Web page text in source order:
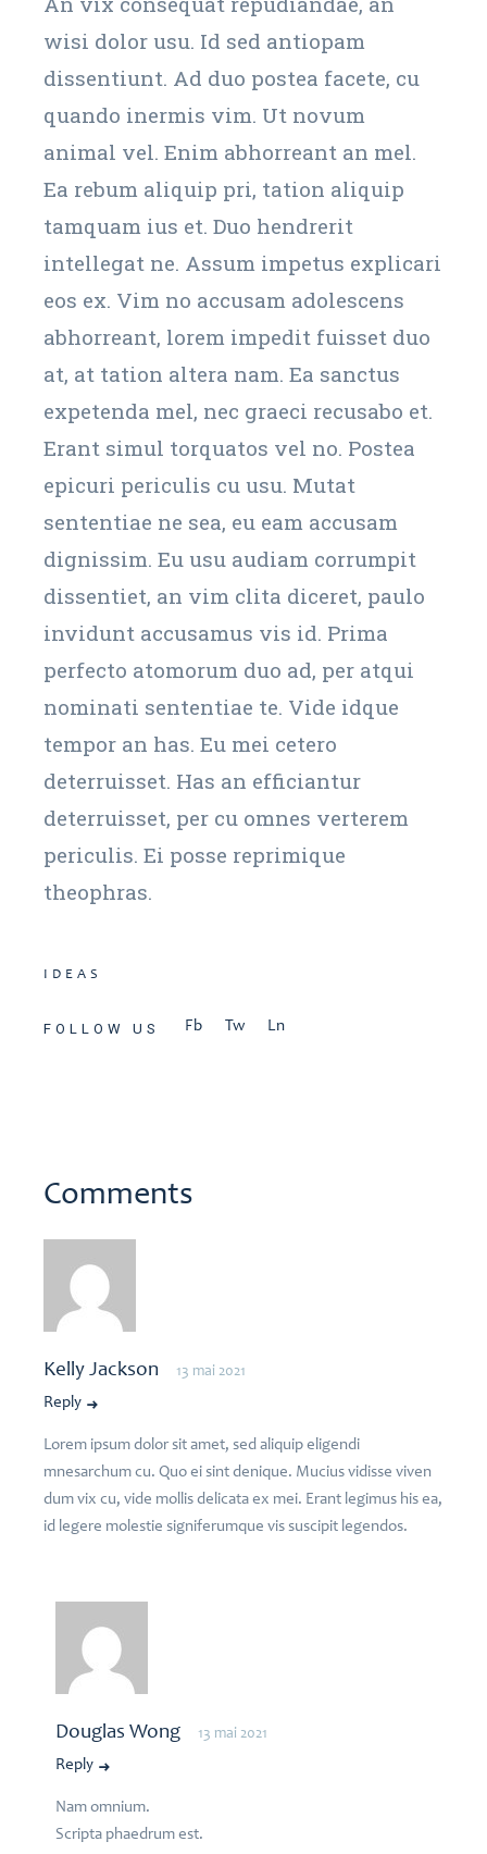
wisi dolor usu. Id sed antiopam
dissentiunt. Ad duo postea facete, cu
quando inermis vim. Ut novum
animal vel. Enim abhorreant an mel.
Ea rebum aliquip pri, tation aliquip
tamquam ius et. Duo hendrerit
intellegat ne. Assum impetus explicari
eos ex. Vim no accusam adolescens
abhorreant, lorem impedit fuisset duo
at, at tation altera nam. Ea sanctus
expetenda mel, nec graeci recusabo et.
Erant simul torquatos vel no. Postea
epicuri periculis cu usu. Mutat
sententiae ne sea, eu eam accusam
dignissim. Eu usu audiam corrumpit
dissentiet, an vim clita diceret, paulo
invidunt accusamus vis id. Prima
perfecto atomorum duo ad, per atqui
nominati sententiae te. Vide idque
tempor an has. Eu mei cetero
deterruisset. Has an efficiantur
deterruisset, per cu omnes verterem
periculis. Ei posse reprimique
theophras.
IDEAS
FOLLOW US Fb Tw Ln
Comments
Kelly Jackson 13 mai 2021
Reply
Lorem ipsum dolor sit amet, sed aliquip eligendi
mnesarchum cu. Quo ei sint denique. Mucius vidisse viven
dum vix cu, vide mollis delicata ex mei. Erant legimus his ea,
id legere molestie signiferumque vis suscipit legendos.
Douglas Wong 13 mai 2021
Reply
Nam omnium.
Scripta phaedrum est.